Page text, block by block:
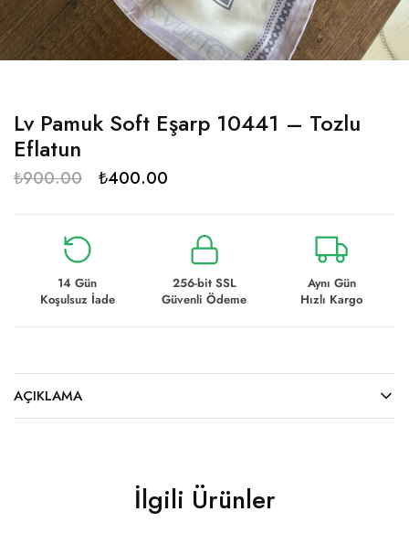
Lv Pamuk Soft Eşarp 10441 – Tozlu
Eflatun
₺900.00 ₺400.00
14 Gün
Koşulsuz İade
256-bit SSL
Güvenli Ödeme
Aynı Gün
Hızlı Kargo
AÇIKLAMA
İlgili Ürünler